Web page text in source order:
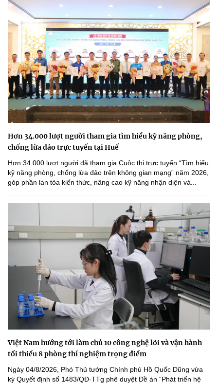
Hơn 34.000 lượt người tham gia tìm hiểu kỹ năng phòng,
chống lừa đảo trực tuyến tại Huế
Hơn 34.000 lượt người đã tham gia Cuộc thi trực tuyến “Tìm hiểu
kỹ năng phòng, chống lừa đảo trên không gian mạng” năm 2026,
góp phần lan tỏa kiến thức, nâng cao kỹ năng nhận diện và...
Việt Nam hướng tới làm chủ 10 công nghệ lõi và vận hành
tối thiểu 8 phòng thí nghiệm trọng điểm
Ngày 04/8/2026, Phó Thủ tướng Chính phủ Hồ Quốc Dũng vừa
ký Quyết định số 1483/QĐ-TTg phê duyệt Đề án “Phát triển hệ